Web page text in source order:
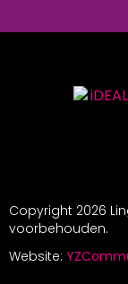
Copyright 2026
voorbehouden.
Website: